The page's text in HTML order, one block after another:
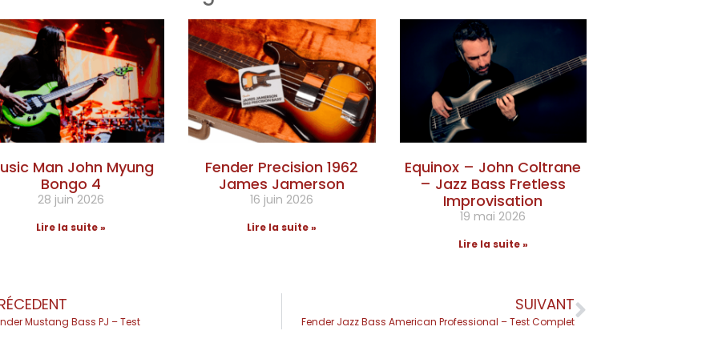
Man John Myung
Bongo 4
28 juin 2026
Lire la suite »
Fender Precision 1962
James Jamerson
16 juin 2026
Lire la suite »
Equinox – John Coltrane
– Jazz Bass Fretless
Improvisation
19 mai 2026
Lire la suite »
Mustang Bass PJ – Test
SUIVANT
Fender Jazz Bass American Professional – Test Complet